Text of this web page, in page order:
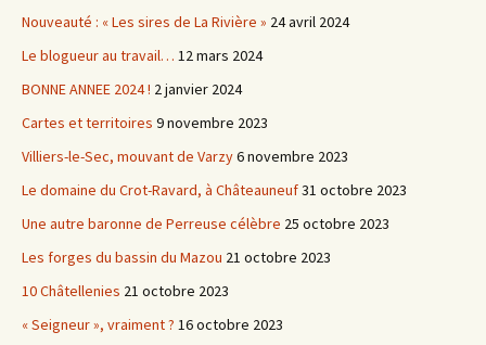
Nouveauté : « Les sires de La Rivière » 24 avril 2024
Le blogueur au travail… 12 mars 2024
BONNE ANNEE 2024 ! 2 janvier 2024
Cartes et territoires 9 novembre 2023
Villiers-le-Sec, mouvant de Varzy6 novembre 2023
Le domaine du Crot-Ravard, à Châteauneuf31 octobre 2023
Une autre baronne de Perreuse célèbre 25 octobre 2023
Les forges du bassin du Mazou 21 octobre 2023
10 Châtellenies 21 octobre 2023
« Seigneur », vraiment ? 16 octobre 2023